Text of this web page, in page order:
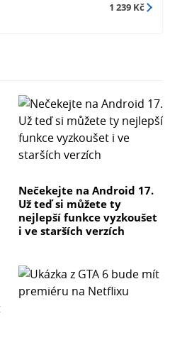
1 239 Kč
Nečekejte na Android 17.
Už teď si můžete ty
nejlepší funkce vyzkoušet
i ve starších verzích